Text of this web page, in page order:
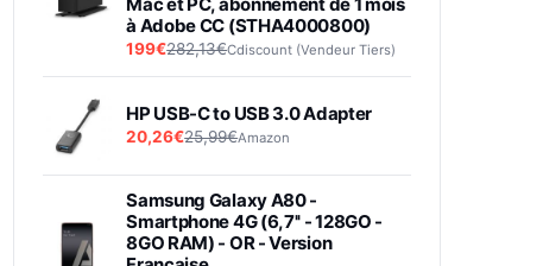
à Adobe CC (STHA4000800)
199€282,13€Cdiscount (Vendeur Tiers)
HP USB-C to USB 3.0 Adapter
20,26€25,99€Amazon
Samsung Galaxy A80 -
Smartphone 4G (6,7'' - 128GO -
8GO RAM) - OR - Version